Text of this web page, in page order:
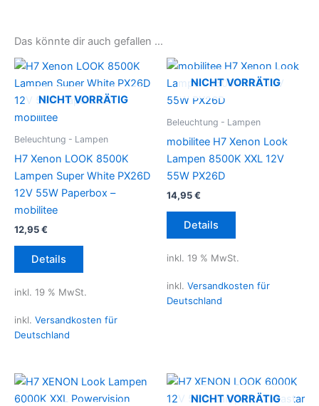
Das könnte dir auch gefallen …
NICHT VORRÄTIG
Beleuchtung - Lampen
H7 Xenon LOOK 8500K
Lampen Super White PX26D
12V 55W Paperbox –
mobilitee
12,95€
Details
inkl. 19 % MwSt.
inkl. Versandkosten für
Deutschland
NICHT VORRÄTIG
Beleuchtung - Lampen
mobilitee H7 Xenon Look
Lampen 8500K XXL 12V
55W PX26D
14,95€
Details
inkl. 19 % MwSt.
inkl. Versandkosten für
Deutschland
NICHT VORRÄTIG